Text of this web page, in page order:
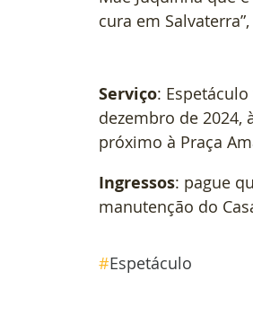
cura em
Serviço:
dezembro de 2024,
próximo à Praça
Ingressos: pague
manutenção do
#Espetáculo